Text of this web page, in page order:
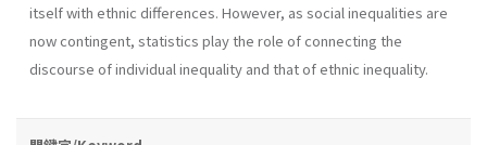
itself with ethnic differences. However, as social inequalities are
now contingent, statistics play the role of connecting the
discourse of individual inequality and that of ethnic inequality.